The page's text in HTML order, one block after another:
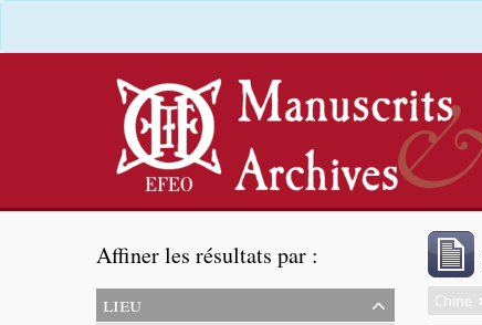
Affiner les résultats par :
lieu
Chine